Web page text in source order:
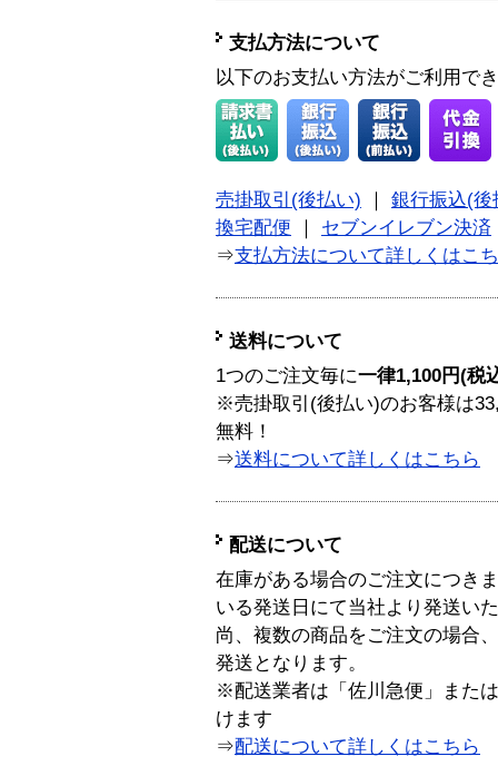
支払方法について
以下のお支払い方法がご利用で
売掛取引(後払い)
銀行振込(後
換宅配便
セブンイレブン決済
⇒支払方法について詳しくはこ
送料について
1つのご注文毎に一律1,100円(税
※売掛取引(後払い)のお客様は
無料！
⇒送料について詳しくはこちら
配送について
在庫がある場合のご注文につき
いる発送日にて当社より発送い
尚、複数の商品をご注文の場合
発送となります。
※配送業者は「佐川急便」また
けます
⇒配送について詳しくはこちら